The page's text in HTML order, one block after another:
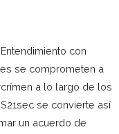
con
se comprometen a
a lo largo de los
se convierte así
un acuerdo de